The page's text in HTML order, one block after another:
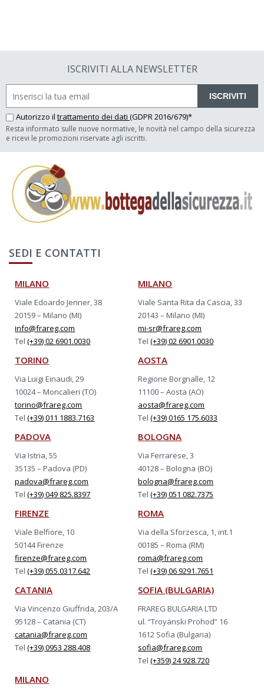
ISCRIVITI ALLA NEWSLETTER
ISCRIVITI
Autorizzo il trattamento dei dati (GDPR 2016/679)*
Resta informato sulle nuove normative, le novità nel campo della sicurezza
e ricevi le promozioni riservate agli iscritti.
SEDI E CONTATTI
MILANO
Viale Edoardo Jenner, 38
20159 – Milano (MI)
info@frareg.com
Tel(+39) 02 6901.0030
MILANO
Viale Santa Rita da Cascia, 33
20143 – Milano (MI)
mi-sr@frareg.com
Tel(+39) 02 6901.0030
TORINO
Via Luigi Einaudi, 29
10024 – Moncalieri (TO)
torino@frareg.com
Tel(+39) 011 1883.7163
AOSTA
Regione Borgnalle, 12
11100 – Aosta (AO)
aosta@frareg.com
Tel(+39) 0165 175.6033
PADOVA
Via Istria, 55
35135 – Padova (PD)
padova@frareg.com
Tel(+39) 049 825.8397
BOLOGNA
Via Ferrarese, 3
40128 – Bologna (BO)
bologna@frareg.com
Tel(+39) 051 082.7375
FIRENZE
Viale Belfiore, 10
50144 Firenze
firenze@frareg.com
Tel(+39) 055.0317.642
ROMA
Via della Sforzesca, 1, int.1
00185 – Roma (RM)
roma@frareg.com
Tel(+39) 06 9291.7651
CATANIA
Via Vincenzo Giuffrida, 203/A
95128 – Catania (CT)
catania@frareg.com
Tel(+39) 0953 288.408
SOFIA (BULGARIA)
FRAREG BULGARIA LTD
ul. “Troyanski Prohod” 16
1612 Sofia (Bulgaria)
sofia@frareg.com
Tel(+359) 24 928.720
MILANO